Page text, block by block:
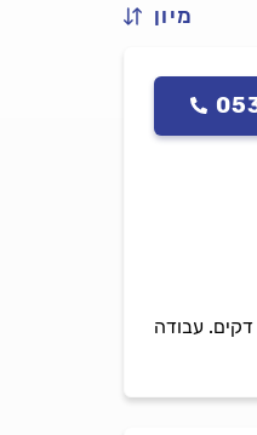
מיון
עבודה